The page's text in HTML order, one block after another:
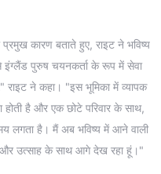
कारण बताते हुए, राइट ने भविष्य
इंग्लैंड पुरुष चयनकर्ता के रूप में सेवा
राइट ने कहा। "इस भूमिका में व्यापक
है और एक छोटे परिवार के साथ,
लगता है। मैं अब भविष्य में आने वाली
और उत्साह के साथ आगे देख रहा हूं।"